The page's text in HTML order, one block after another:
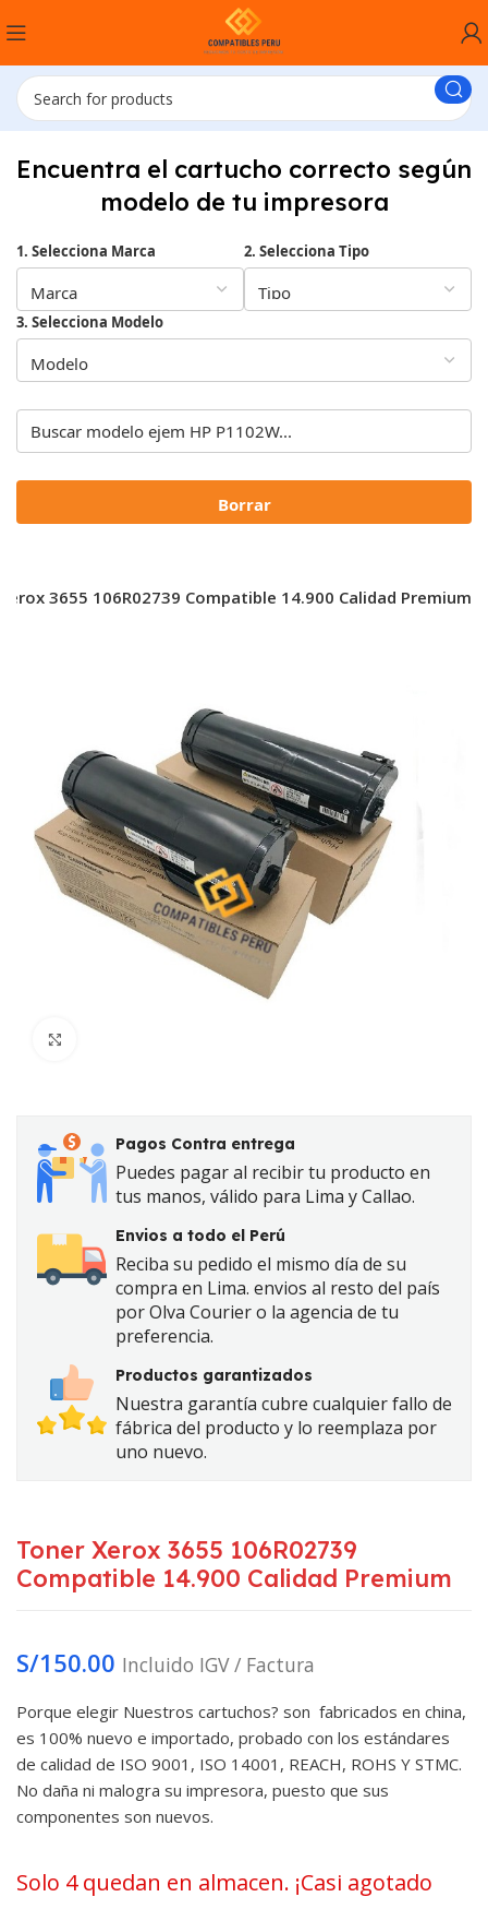
Encuentra el cartucho correcto según
modelo de tu impresora
1. Selecciona Marca 2. Selecciona Tipo
3. Selecciona Modelo
Borrar
3655 106R02739 Compatible 14.900 Calidad Premium
Pagos Contra entrega
Puedes pagar al recibir tu producto en
tus manos, válido para Lima y Callao.
Envios a todo el Perú
Reciba su pedido el mismo día de su
compra en Lima. envios al resto del país
por Olva Courier o la agencia de tu
preferencia.
Productos garantizados
Nuestra garantía cubre cualquier fallo de
fábrica del producto y lo reemplaza por
uno nuevo.
Toner Xerox 3655 106R02739
Compatible 14.900 Calidad Premium
S/150.00 Incluido IGV / Factura
Porque elegir Nuestros cartuchos? son fabricados en china,
es 100% nuevo e importado, probado con los estándares
de calidad de ISO 9001, ISO 14001, REACH, ROHS Y STMC.
No daña ni malogra su impresora, puesto que sus
componentes son nuevos.
Solo 4 quedan en almacen. ¡Casi agotado